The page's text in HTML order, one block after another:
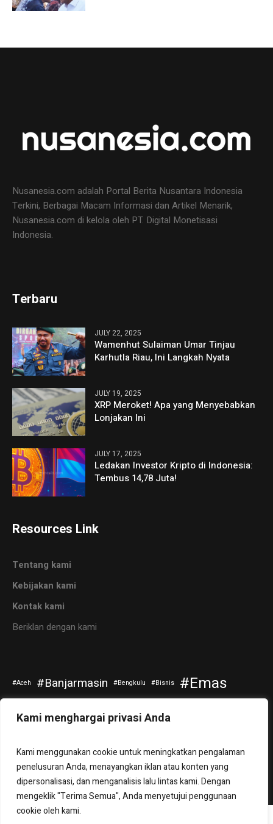
Kami menghargai privasi Anda
Kami menggunakan cookie untuk meningkatkan pengalaman
penelusuran Anda, menayangkan iklan atau konten yang
dipersonalisasi, dan menganalisis lalu lintas kami. Dengan
mengeklik "Terima Semua", Anda menyetujui penggunaan
cookie oleh kami.
Nusanesia.com adalah Portal Berita Nusantara Indonesia
Terkini, Berbagai Macam Informasi dan Artikel Menarik,
Nusanesia.com di kelola oleh PT. Digital Monetisasi
Indonesia.
Terbaru
JULY 22, 2025
Wamenhut Sulaiman Umar Tinjau
Karhutla Riau, Ini Langkah Nyata
JULY 19, 2025
XRP Meroket! Apa yang Menyebabkan
Lonjakan Ini
JULY 17, 2025
Ledakan Investor Kripto di Indonesia:
Tembus 14,78 Juta!
Resources Link
Tentang kami
Kebijakan kami
Kontak kami
Beriklan dengan kami
Aceh Banjarmasin Bengkulu Bisnis Emas
Kripto
Politik
Sepakbola Tanah Bumbu Teknologi Travel Tuban